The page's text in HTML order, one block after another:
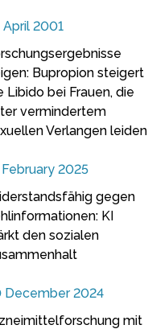
April 2001
Bupropion steigert
Libido bei Frauen, die
vermindertem
Verlangen leiden
February 2025
gegen
KI
den sozialen
December 2024
mit